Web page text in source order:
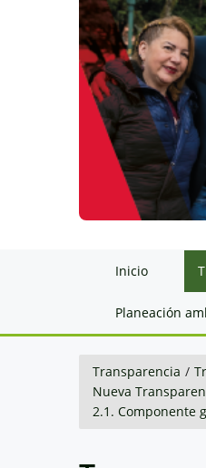
Inicio
Planeación
Transparencia /
Nueva
2.1. Componente